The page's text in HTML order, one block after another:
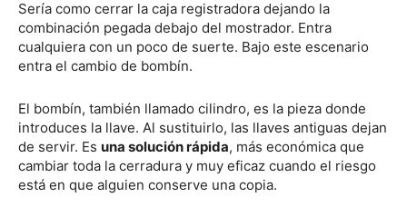
Sería como cerrar la caja registradora dejando la
combinación pegada debajo del mostrador. Entra
cualquiera con un poco de suerte. Bajo este escenario
entra el cambio de bombín.
El bombín, también llamado cilindro, es la pieza donde
introduces la llave. Al sustituirlo, las llaves antiguas dejan
de servir. Es una solución rápida, más económica que
cambiar toda la cerradura y muy eficaz cuando el riesgo
está en que alguien conserve una copia.